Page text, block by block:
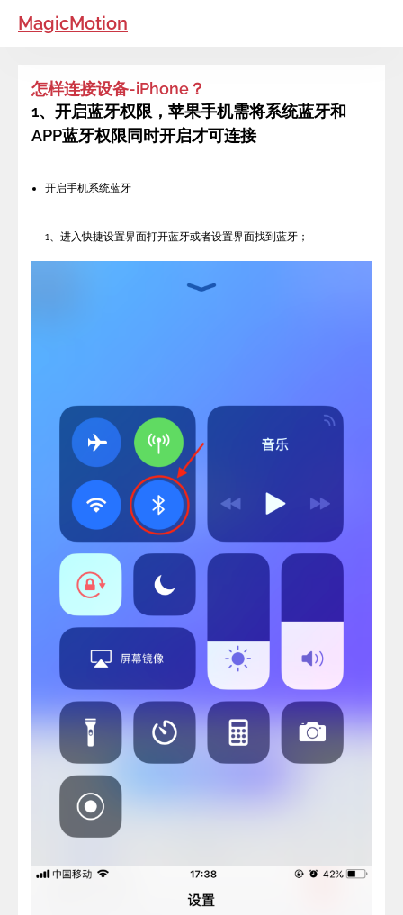
MagicMotion
怎样连接设备-iPhone？
1、开启蓝牙权限，苹果手机需将系统蓝牙和
APP蓝牙权限同时开启才可连接
开启手机系统蓝牙
1、进入快捷设置界面打开蓝牙或者设置界面找到蓝牙；